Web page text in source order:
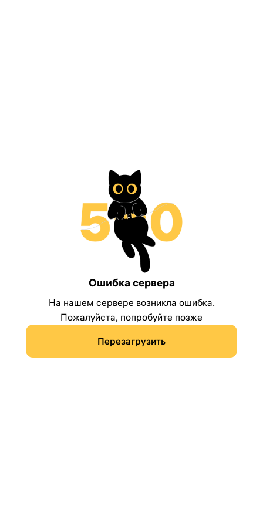
Ошибка сервера
На нашем сервере возникла ошибка.
Пожалуйста, попробуйте позже
Перезагрузить